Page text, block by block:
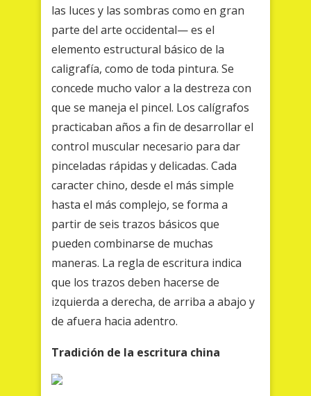
las luces y las sombras como en gran
parte del arte occidental— es el
elemento estructural básico de la
caligrafía, como de toda pintura. Se
concede mucho valor a la destreza con
que se maneja el pincel. Los calígrafos
practicaban años a fin de desarrollar el
control muscular necesario para dar
pinceladas rápidas y delicadas. Cada
caracter chino, desde el más simple
hasta el más complejo, se forma a
partir de seis trazos básicos que
pueden combinarse de muchas
maneras. La regla de escritura indica
que los trazos deben hacerse de
izquierda a derecha, de arriba a abajo y
de afuera hacia adentro.
Tradición de la escritura china